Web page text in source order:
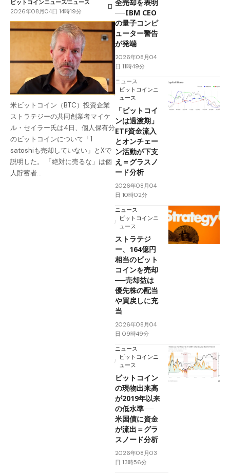
ビットコインニュースニュース
2026年08月04日 14時19分
米ビットコイン（BTC）投資企業
ストラテジーの共同創業者マイケ
ル・セイラー氏は4日、個人保有分
のビットコインについて「1
satoshiも売却していない」とXで
説明した。 「絶対に売るな」は個
人貯蓄者…
全売却を表明
──IBM CEO
の量子コンピ
ューター警告
が発端
2026年08月04
日 11時49分
ニュース
ビットコインニ
ュース
「ビットコイ
ンは過渡期」
ETF資金流入
とオンチェー
ン活動が下支
え＝グラスノ
ード分析
2026年08月04
日 10時02分
ニュース
ビットコインニ
ュース
ストラテジ
ー、164億円
相当のビット
コインを売却
──売却益は
優先株の配当
や買戻しに充
当
2026年08月04
日 09時49分
ニュース
ビットコインニ
ュース
ビットコイン
の現物出来高
が2019年以来
の低水準──
米国債に資金
が流出＝グラ
スノード分析
2026年08月03
日 13時56分